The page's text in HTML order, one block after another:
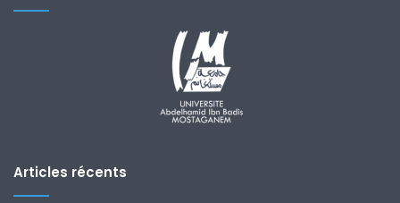
Articles récents